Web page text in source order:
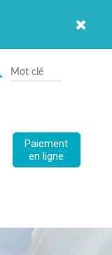
Paiement
en ligne